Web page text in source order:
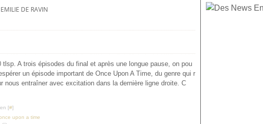
EMILIE DE RAVIN
tlsp. A trois épisodes du final et après une longue pause, on pou
un épisode important de Once Upon A Time, du genre qui r
nous entraîner avec excitation dans la dernière ligne droite. C
[#]
upon a time